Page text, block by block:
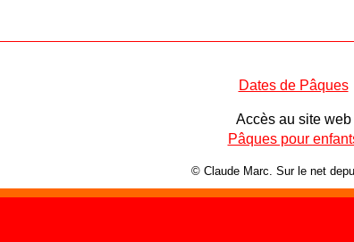
Dates de Pâques
Accès au site web
Pâques pour
© Claude Marc. Sur le net